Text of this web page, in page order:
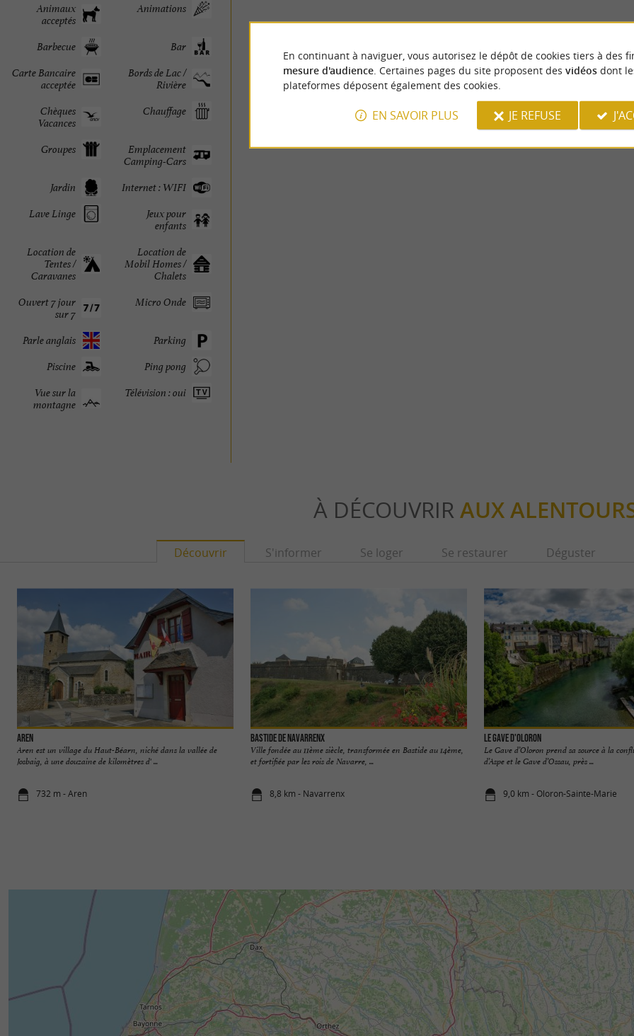
Animations
Animaux
acceptés
Bar
Barbecue
Bords de Lac /
Rivière
Carte Bancaire
acceptée
Chauffage
Chèques
Vacances
Emplacement
Camping-Cars
Groupes
Internet : WIFI
Jardin
Jeux pour
enfants
Lave Linge
Location de
Mobil Homes /
Chalets
Location de
Tentes /
Caravanes
Micro Onde
Ouvert 7 jour
sur 7
Parking
Parle anglais
Ping pong
Piscine
Télévision : oui
Vue sur la
montagne
À DÉCOUVRIR AUX
Découvrir S'informer Se loger Se restaurer Déguster
Aren
Aren est un village du Haut-Béarn, niché dans la vallée de
Josbaig, à une douzaine de kilomètres d' ...
732 m - Aren
Bastide de Navarrenx
Ville fondée au 11ème siècle, transformée en Bastide au 14ème,
et fortifiée par les rois de Navarre, ...
8,8 km - Navarrenx
Le Gave d'Oloron
Le Gave d’Oloron prend sa source à la
d’Aspe et le Gave d’Ossau, près ...
9,0 km - Oloron-Sainte-Marie
En continuant à naviguer, vous autorisez le dépôt de cookies tiers à des
mesure d'audience. Certaines pages du site proposent des vidéosdont
plateformes déposent également des cookies.
EN SAVOIR PLUS JE REFUSE